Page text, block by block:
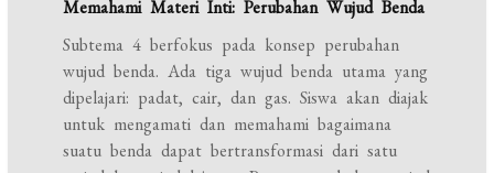
Memahami Materi Inti: Perubahan Wujud Benda
Subtema 4 berfokus pada konsep perubahan
wujud benda. Ada tiga wujud benda utama yang
dipelajari: padat, cair, dan gas. Siswa akan diajak
untuk mengamati dan memahami bagaimana
suatu benda dapat bertransformasi dari satu